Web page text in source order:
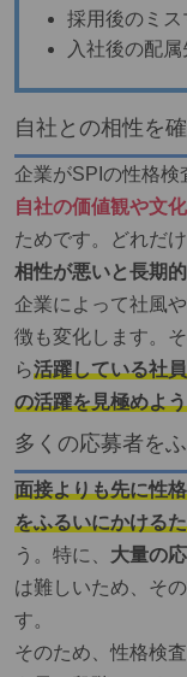
採用後のミ
入社後の配
自社との相性を
企業がSPIの性格検
自社の価値観や文
ためです。どれだ
相性が悪いと長期
企業によって社風
徴も変化します。
ら活躍している社
の活躍を見極めよ
多くの応募者を
面接よりも先に性
をふるいにかける
う。特に、 大量の
は難しいため、そ
す。
そのため、性格検査